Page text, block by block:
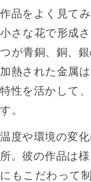
作品をよく見て
小さな花で形成
つが青銅、銅、
加熱された金属
特性を活かして
す。
温度や環境の変
所。彼の作品は
にもこだわって